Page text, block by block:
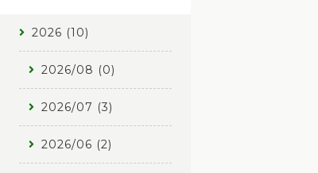
2026 (10)
2026/08 (0)
2026/07 (3)
2026/06 (2)